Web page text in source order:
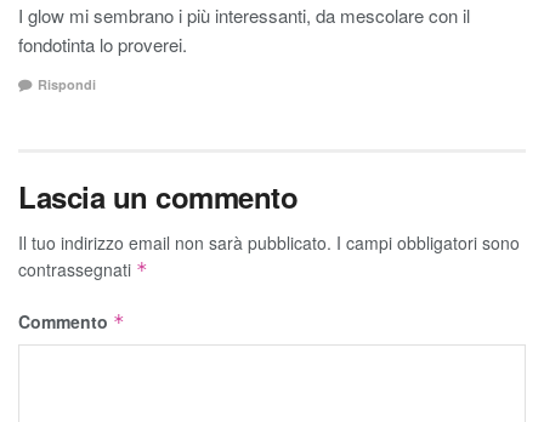
I glow mi sembrano i più interessanti, da mescolare con il
fondotinta lo proverei.
Rispondi
Lascia un commento
Il tuo indirizzo email non sarà pubblicato. I campi obbligatori sono
contrassegnati *
Commento *